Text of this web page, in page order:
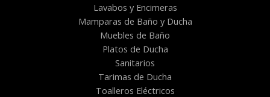
Lavabos y Encimeras
Mamparas de Baño y Ducha
Muebles de Baño
Platos de Ducha
Sanitarios
Tarimas de Ducha
Toalleros Eléctricos